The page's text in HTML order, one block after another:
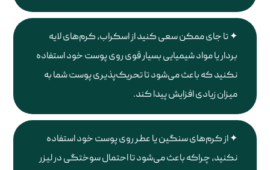
تا جای ممکن سعی کنید از اسکراب، کرم‌های لایه
بردار یا مواد شیمیایی بسیار قوی روی پوست خود استفاده
نکنید که باعث می‌شود تا تحریک‌پذیری پوست شما به
میزان زیادی افزایش پیدا کند.
از کرم‌های سنگین یا عطر روی پوست خود استفاده
نکنید، چراکه باعث می‌شود تا احتمال سوختگی در لیزر